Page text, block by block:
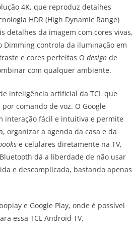
4K, que reproduz detalhes
HDR (High Dynamic Range)
da imagem com cores vivas,
Dimming controla da iluminação em
e cores perfeitas O design de
com qualquer ambiente.
inteligência artificial da TCL que
comando de voz. O Google
interação fácil e intuitiva e permite
organizar a agenda da casa e da
e celulares diretamente na TV,
dá a liberdade de não usar
e descomplicada, bastando apenas
e Google Play, onde é possível
essa TCL Android TV.